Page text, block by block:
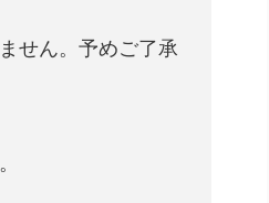
せん。予めご了承